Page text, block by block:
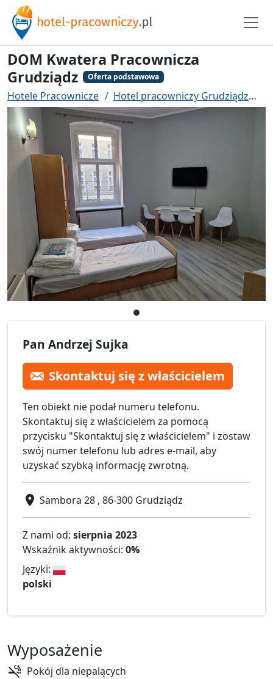
DOM Kwatera Pracownicza
Grudziądz
Oferta podstawowa
Hotele Pracownicze Hotel pracowniczy Grudziądz
Pan Andrzej Sujka
Skontaktuj się z właścicielem
Ten obiekt nie podał numeru telefonu.
Skontaktuj się z właścicielem za pomocą
przycisku "Skontaktuj się z właścicielem" i zostaw
swój numer telefonu lub adres e-mail, aby
uzyskać szybką informację zwrotną.
Sambora 28 , 86-300 Grudziądz
Z nami od: sierpnia 2023
Wskaźnik aktywności: 0%
Języki:
polski
Wyposażenie
Pokój dla niepalących